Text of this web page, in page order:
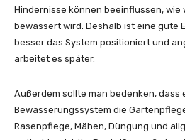
Hindernisse können beeinflussen, wie
bewässert wird. Deshalb ist eine gute
besser das System positioniert und
arbeitet es später.
Außerdem sollte man bedenken, dass
Bewässerungssystem die
Rasenpflege, Mähen, Düngung und